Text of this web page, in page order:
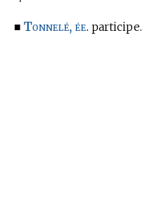
■ Tonnelé, ée. participe.